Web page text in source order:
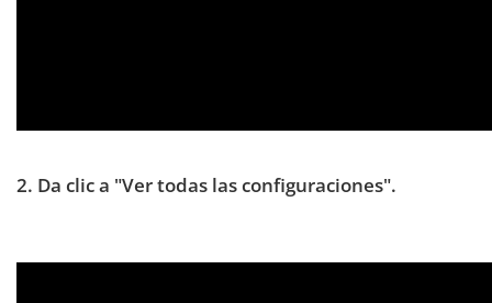
2. Da clic a "Ver todas las configuraciones".